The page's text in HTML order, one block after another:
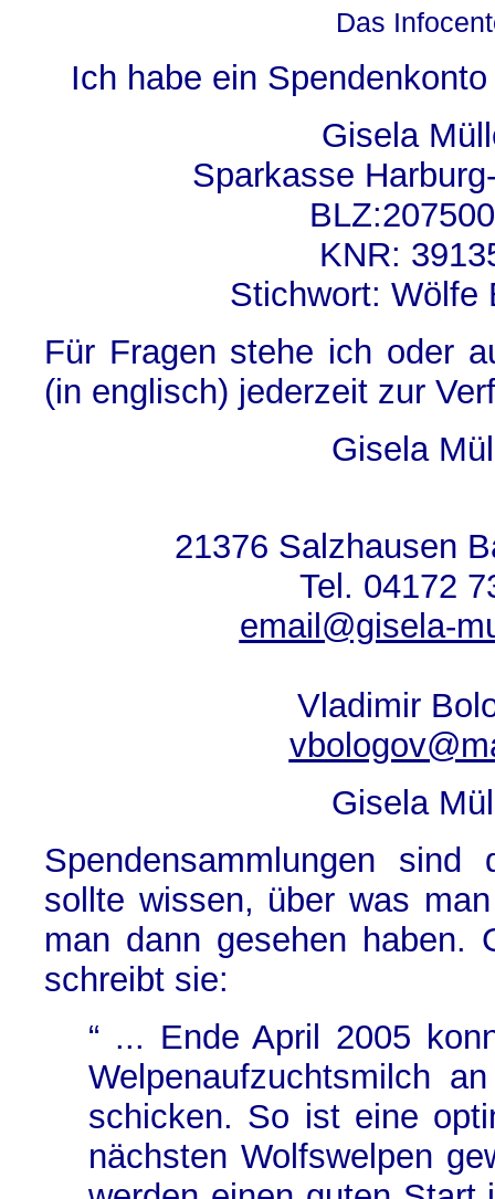
Das
Ich habe ein
Gisela
Sparkasse
KNR:
Stichwort:
Für Fragen stehe ich oder
(in englisch) jederzeit zur
Gisela
21376 Salzhausen
Tel. 04172
email@gisela-
Vladimir
Gisela
Spendensammlungen
sollte wissen, über was
man dann gesehen haben.
schreibt sie:
“ ... Ende April 2005
Welpenaufzuchtsmilch
schicken. So ist eine
nächsten Wolfswelpen